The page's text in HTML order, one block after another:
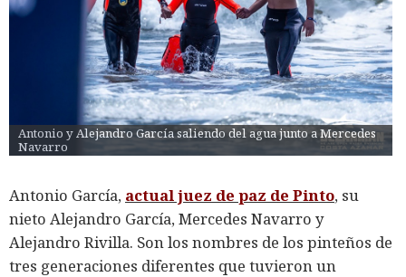
Antonio y Alejandro García saliendo del agua junto a Mercedes
Navarro
Antonio García, actual juez de paz de Pinto, su
nieto Alejandro García, Mercedes Navarro y
Alejandro Rivilla. Son los nombres de los pinteños de
tres generaciones diferentes que tuvieron un